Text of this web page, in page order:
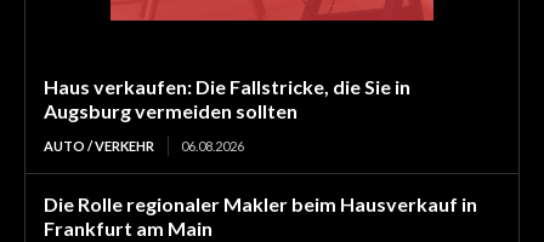
Haus verkaufen: Die Fallstricke, die Sie in
Augsburg vermeiden sollten
AUTO / VERKEHR 06.08.2026
Die Rolle regionaler Makler beim Hausverkauf in
Frankfurt am Main